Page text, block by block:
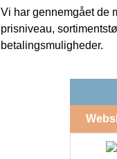
Vi har gennemgået de
prisniveau,
betalingsmuligheder.